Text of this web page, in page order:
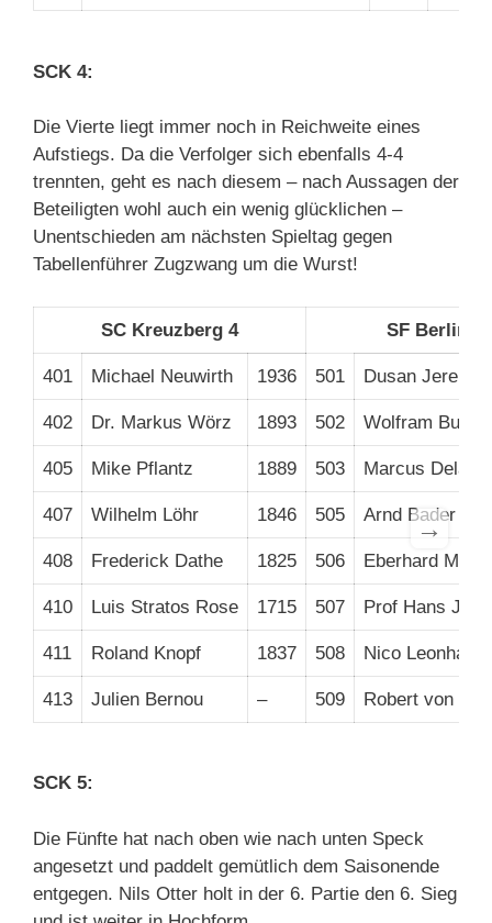
SCK 4:
Die Vierte liegt immer noch in Reichweite eines
Aufstiegs. Da die Verfolger sich ebenfalls 4-4
trennten, geht es nach diesem – nach Aussagen der
Beteiligten wohl auch ein wenig glücklichen –
Unentschieden am nächsten Spieltag gegen
Tabellenführer Zugzwang um die Wurst!
SC Kreuzberg 4 SF Berlin
401 Michael Neuwirth 1936 501 Dusan Jeremic
402 Dr. Markus Wörz 1893 502 Wolfram
405 Mike Pflantz 1889 503 Marcus
407 Wilhelm Löhr 1846 505 Arnd Bader
408 Frederick Dathe 1825 506 Eberhard
410 Luis Stratos Rose 1715 507 Prof Hans Jung
411 Roland Knopf 1837 508 Nico Leonhardt
413 Julien Bernou – 509 Robert von
→
SCK 5:
Die Fünfte hat nach oben wie nach unten Speck
angesetzt und paddelt gemütlich dem Saisonende
entgegen. Nils Otter holt in der 6. Partie den 6. Sieg